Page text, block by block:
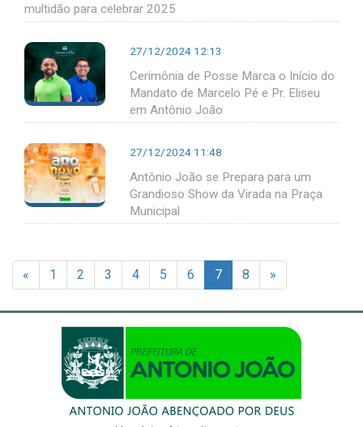
multidão para celebrar 2025
27/12/2024 12:13
Cerimônia de Posse Marca o Início do
Mandato de Marcelo Pé e Pr. Eliseu
em Antônio João
27/12/2024 11:48
Antônio João se Prepara para um
Grandioso Show da Virada na Praça
Municipal
« 1 2 3 4 5 6 7 8 »